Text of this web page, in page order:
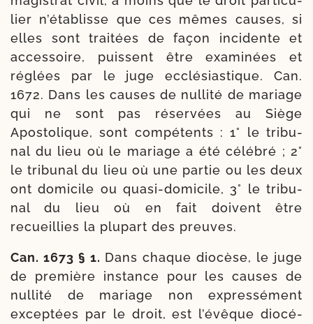
lier n’établisse que ces mêmes causes, si
elles sont trai­tées de façon inci­dente et
acces­soire, puissent être exa­mi­nées et
réglées par le juge ecclé­sias­tique. Can.
1672. Dans les causes de nul­li­té de mariage
qui ne sont pas réser­vées au Siège
Apostolique, sont com­pé­tents : 1° le tri­bu­
nal du lieu où le mariage a été célé­bré ; 2°
le tri­bu­nal du lieu où une par­tie ou les deux
ont domi­cile ou quasi-​domicile, 3° le tri­bu­
nal du lieu où en fait doivent être
recueillies la plu­part des preuves.
Can. 1673 § 1. Dans chaque dio­cèse, le juge
de pre­mière ins­tance pour les causes de
nul­li­té de mariage non expres­sé­ment
excep­tées par le droit, est l’é­vêque dio­cé­